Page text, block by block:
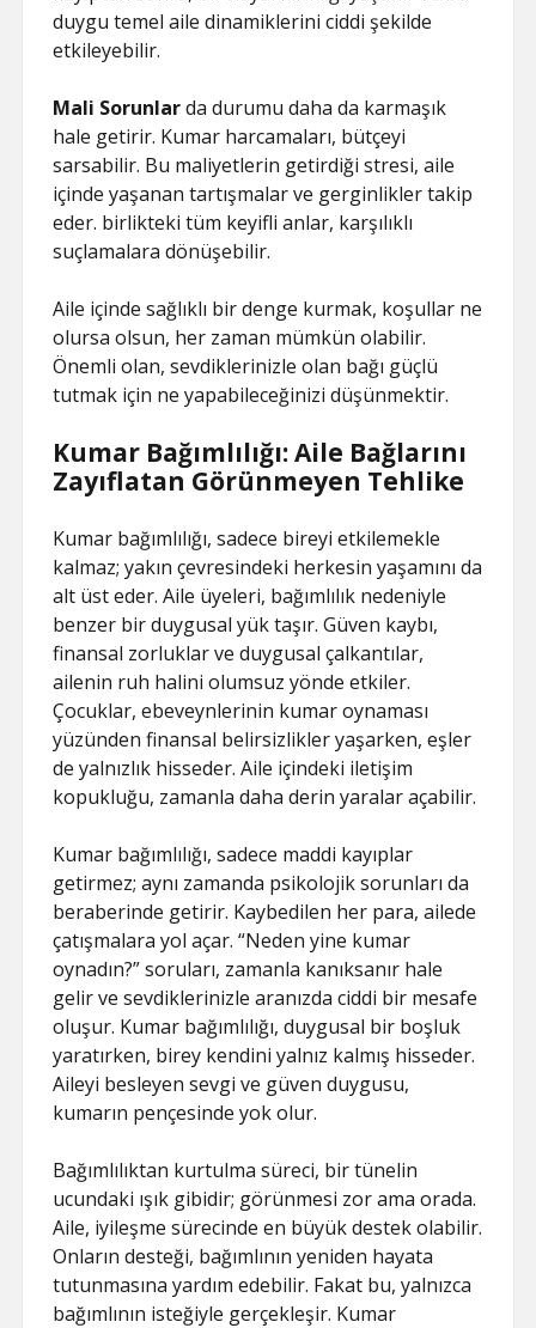
duygu temel aile dinamiklerini ciddi şekilde
etkileyebilir.
Mali Sorunlarda durumu daha da karmaşık
hale getirir. Kumar harcamaları, bütçeyi
sarsabilir. Bu maliyetlerin getirdiği stresi, aile
içinde yaşanan tartışmalar ve gerginlikler takip
eder. birlikteki tüm keyifli anlar, karşılıklı
suçlamalara dönüşebilir.
Aile içinde sağlıklı bir denge kurmak, koşullar ne
olursa olsun, her zaman mümkün olabilir.
Önemli olan, sevdiklerinizle olan bağı güçlü
tutmak için ne yapabileceğinizi düşünmektir.
Kumar Bağımlılığı: Aile Bağlarını
Zayıflatan Görünmeyen Tehlike
Kumar bağımlılığı, sadece bireyi etkilemekle
kalmaz; yakın çevresindeki herkesin yaşamını da
alt üst eder. Aile üyeleri, bağımlılık nedeniyle
benzer bir duygusal yük taşır. Güven kaybı,
finansal zorluklar ve duygusal çalkantılar,
ailenin ruh halini olumsuz yönde etkiler.
Çocuklar, ebeveynlerinin kumar oynaması
yüzünden finansal belirsizlikler yaşarken, eşler
de yalnızlık hisseder. Aile içindeki iletişim
kopukluğu, zamanla daha derin yaralar açabilir.
Kumar bağımlılığı, sadece maddi kayıplar
getirmez; aynı zamanda psikolojik sorunları da
beraberinde getirir. Kaybedilen her para, ailede
çatışmalara yol açar. “Neden yine kumar
oynadın?” soruları, zamanla kanıksanır hale
gelir ve sevdiklerinizle aranızda ciddi bir mesafe
oluşur. Kumar bağımlılığı, duygusal bir boşluk
yaratırken, birey kendini yalnız kalmış hisseder.
Aileyi besleyen sevgi ve güven duygusu,
kumarın pençesinde yok olur.
Bağımlılıktan kurtulma süreci, bir tünelin
ucundaki ışık gibidir; görünmesi zor ama orada.
Aile, iyileşme sürecinde en büyük destek olabilir.
Onların desteği, bağımlının yeniden hayata
tutunmasına yardım edebilir. Fakat bu, yalnızca
bağımlının isteğiyle gerçekleşir. Kumar